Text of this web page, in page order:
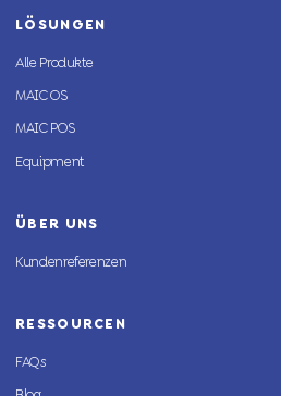
LÖSUNGEN
Alle Produkte
MAIC OS
MAIC POS
Equipment
ÜBER UNS
Kundenreferenzen
RESSOURCEN
FAQs